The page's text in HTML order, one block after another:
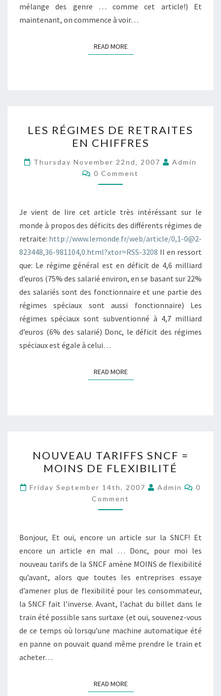
mélange des genre … comme cet article!) Et
maintenant, on commence à voir…
READ MOREREAD MORE
RÉGIMES
DE
RETRAITES
EN
CHIFFRES
LES RÉGIMES DE RETRAITES
EN CHIFFRES
Thursday November 22nd, 2007
Admin
Comments
0 Comment
Je vient de lire cet article très intéréssant sur le
monde à propos des déficits des différents régimes de
retraite: http://www.lemonde.fr/web/article/0,1-0@2-
823448,36-981104,0.html?xtor=RSS-3208 Il en ressort
que: Le régime général est en déficit de 4,6 milliard
d’euros (75% des salarié environ, en se basant sur 22%
des salariés sont des fonctionnaire et une partie des
régimes spéciaux sont aussi fonctionnaire) Les
régimes spéciaux sont subventionné à 4,7 milliard
d’euros (6% des salarié) Donc, le déficit des régimes
spéciaux est égale à celui…
READ MOREREAD MORE
TARIFFS
SNCF
=
MOINS
DE
NOUVEAU TARIFFS SNCF =
MOINS DE FLEXIBILITÉ
Friday September 14th, 2007 Admin
0
Comment
Bonjour, Et oui, encore un article sur la SNCF! Et
encore un article en mal … Donc, pour moi les
nouveau tarifs de la SNCF amène MOINS de flexibilité
qu’avant, alors que toutes les entreprises essaye
d’amener plus de flexibilité pour les consommateur,
la SNCF fait l’inverse. Avant, l’achat du billet dans le
train été possible sans surtaxe (et oui, souvenez-vous
de ce temps où lorsqu’une machine automatique été
en panne on pouvait quand même prendre le train et
acheter…
READ MOREREAD MORE